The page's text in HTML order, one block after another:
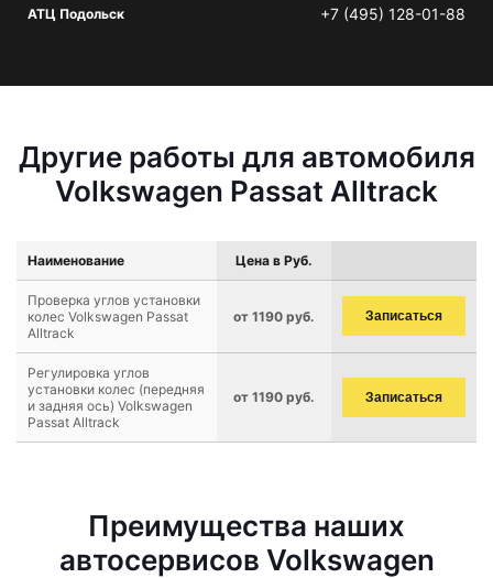
АТЦ Подольск +7 (495) 128-01-88
Другие работы для автомобиля
Volkswagen Passat Alltrack
Наименование Цена в Руб.
Проверка углов установки
колес Volkswagen Passat
Alltrack
от 1190 руб. Записаться
Регулировка углов
установки колес (передняя
и задняя ось) Volkswagen
Passat Alltrack
от 1190 руб. Записаться
Преимущества наших
автосервисов Volkswagen